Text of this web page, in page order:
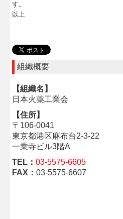
組織概要
【組織名】
日本火薬工業会
【住所】
〒106-0041
東京都港区麻布台2-3-22
一乗寺ビル3階A
TEL：03-5575-6605
FAX：03-5575-6607
す
以上